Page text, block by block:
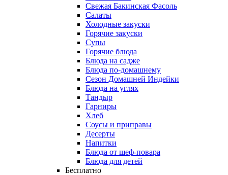
Свежая Бакинская Фасоль
Салаты
Холодные закуски
Горячие закуски
Супы
Горячие блюда
Блюда на садже
Блюда по-домашнему
Сезон Домашней Индейки
Блюда на углях
Тандыр
Гарниры
Хлеб
Соусы и приправы
Десерты
Напитки
Блюда от шеф-повара
Блюда для детей
Бесплатно